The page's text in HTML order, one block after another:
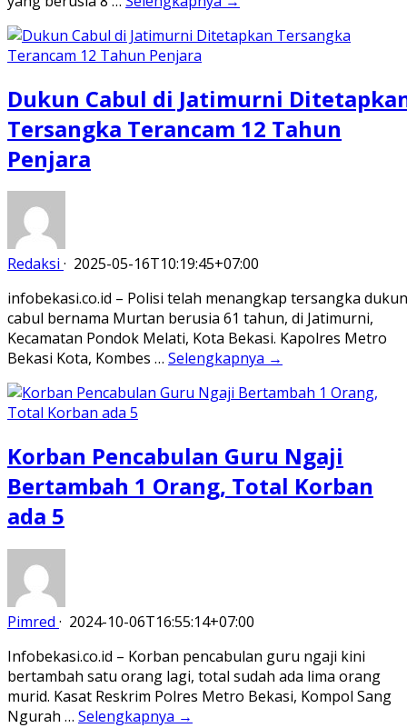
Dukun Cabul di Jatimurni
Tersangka Terancam 12 Tahun
Penjara
Redaksi · 2025-05-16T10:19:45+07:00
infobekasi.co.id – Polisi telah menangkap tersangka dukun
cabul bernama Murtan berusia 61 tahun, di Jatimurni,
Kecamatan Pondok Melati, Kota Bekasi. Kapolres Metro
Bekasi Kota, Kombes … Selengkapnya →
Korban Pencabulan Guru Ngaji
Bertambah 1 Orang, Total Korban
ada 5
Pimred · 2024-10-06T16:55:14+07:00
Infobekasi.co.id – Korban pencabulan guru ngaji kini
bertambah satu orang lagi, total sudah ada lima orang
murid. Kasat Reskrim Polres Metro Bekasi, Kompol Sang
Ngurah … Selengkapnya →